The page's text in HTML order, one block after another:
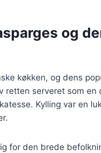
og
køkken, og dens
retten serveret som en
Kylling var en
for den brede